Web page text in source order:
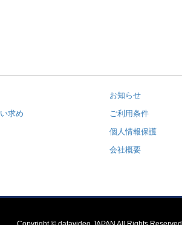
求め
お知らせ
ご利用条件
個人情報保護
会社概要